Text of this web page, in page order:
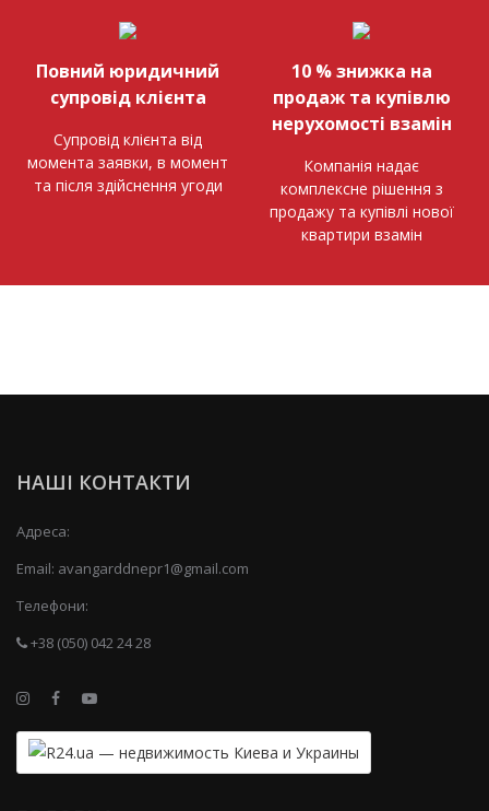
Повний юридичний
супровід клієнта
Супровід клієнта від
момента заявки, в момент
та після здійснення угоди
10 % знижка на
продаж та купівлю
нерухомості взамін
Компанія надає
комплексне рішення з
продажу та купівлі нової
квартири взамін
НАШІ КОНТАКТИ
Адреса:
Email: avangarddnepr1@gmail.com
Телефони:
+38 (050) 042 24 28